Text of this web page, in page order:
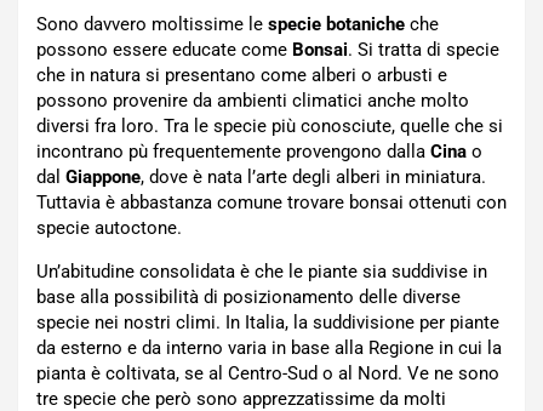
Sono davvero moltissime le specie botaniche che
possono essere educate come Bonsai. Si tratta di specie
che in natura si presentano come alberi o arbusti e
possono provenire da ambienti climatici anche molto
diversi fra loro. Tra le specie più conosciute, quelle che si
incontrano pù frequentemente provengono dalla Cina o
dal Giappone, dove è nata l’arte degli alberi in miniatura.
Tuttavia è abbastanza comune trovare bonsai ottenuti con
specie autoctone.
Un’abitudine consolidata è che le piante sia suddivise in
base alla possibilità di posizionamento delle diverse
specie nei nostri climi. In Italia, la suddivisione per piante
da esterno e da interno varia in base alla Regione in cui la
pianta è coltivata, se al Centro-Sud o al Nord. Ve ne sono
tre specie che però sono apprezzatissime da molti